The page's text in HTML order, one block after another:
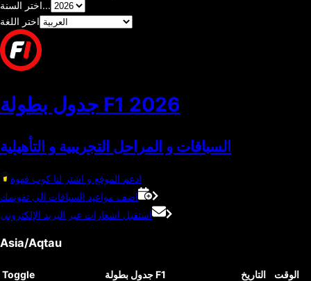
اختر السنة...
اختر اللغة
جدول بطولة F1 2026
السباقات و المراحل التجريبية و التأهيلية
ادعم الموقع و اشتر لنا كوب قهوة
اضف مواعيد السباقات الي تقويمك
استقبل اشعارات عبر البريد الإلكتروني
Asia/Aqtau
Toggle جدول بطولة F1 التاريخ
الوقت